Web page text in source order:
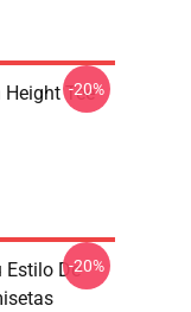
Tee
-20%
Estilo De-20%